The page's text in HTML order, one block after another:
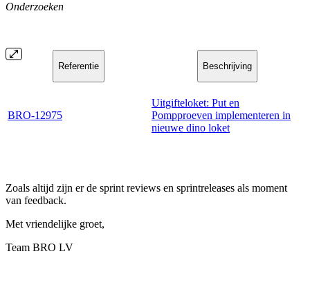
Onderzoeken
Referentie Beschrijving
BRO-12975
Uitgifteloket: Put en
Pompproeven implementeren in
nieuwe dino loket
Zoals altijd zijn er de sprint reviews en sprintreleases als moment
van feedback.
Met vriendelijke groet,
Team BRO LV